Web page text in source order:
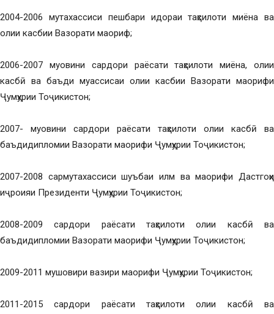
2004-2006 мутахассиси пешбари идораи таҳсилоти миёна ва
олии касбии Вазорати маориф;
2006-2007 муовини сардори раёсати таҳсилоти миёна, олии
касбӣ ва баъди муассисаи олии касбии Вазорати маорифи
Ҷумҳурии Тоҷикистон;
2007- муовини сардори раёсати таҳсилоти олии касбӣ ва
баъдидипломии Вазорати маорифи Ҷумҳурии Тоҷикистон;
2007-2008 сармутахассиси шуъбаи илм ва маорифи Дастгоҳи
иҷроияи Президенти Ҷумҳурии Тоҷикистон;
2008-2009 сардори раёсати таҳсилоти олии касбӣ ва
баъдидипломии Вазорати маорифи Ҷумҳурии Тоҷикистон;
2009-2011 мушовири вазири маорифи Ҷумҳурии Тоҷикистон;
2011-2015 сардори раёсати таҳсилоти олии касбӣ ва